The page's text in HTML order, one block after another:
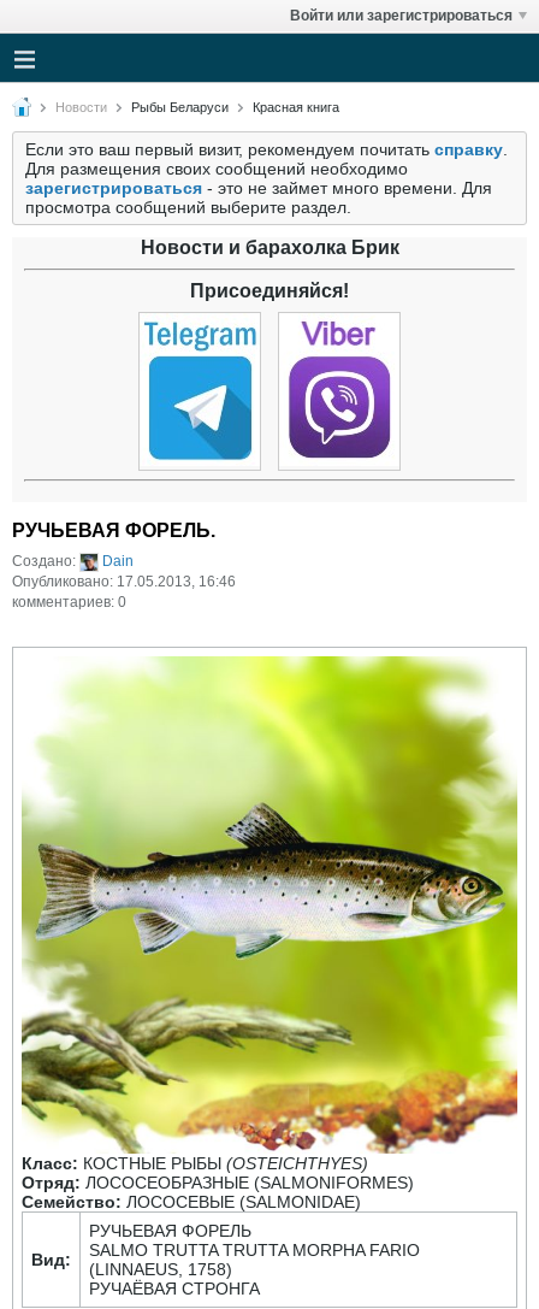
Войти или зарегистрироваться
Новости Рыбы Беларуси Красная книга
Если это ваш первый визит, рекомендуем почитать справку
Для размещения своих сообщений необходимо
зарегистрироваться - это не займет много времени. Для
просмотра сообщений выберите раздел.
Новости и барахолка Брик
Присоединяйся!
РУЧЬЕВАЯ ФОРЕЛЬ.
Создано:
Dain
Опубликовано: 17.05.2013, 16:46
комментариев: 0
Класс: КОСТНЫЕ РЫБЫ (OSTEICHTHYES)
Отряд: ЛОСОСЕОБРАЗНЫЕ (SALMONIFORMES)
Семейство: ЛОСОСЕВЫЕ (SALMONIDAE)
Вид:
РУЧЬЕВАЯ ФОРЕЛЬ
SALMO TRUTTA TRUTTA MORPHA FARIO
(LINNAEUS, 1758)
РУЧАЁВАЯ СТРОНГА